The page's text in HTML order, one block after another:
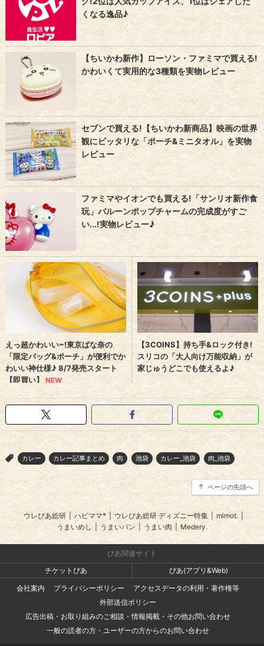
> カレー カレー記事まとめ 肉 池袋 カレー_池袋 肉_池袋
ページの先頭へ
ウレぴあ総研 ハピママ* | ウレぴあ総研 ディズニー特集 | mimot.
うまいめし
うまいパン | うまい肉 Medery.
ぴあ関連サイト
チケットぴあ
ぴあ(アプリ&Web)
会社案内
プライバシーポリシー
アクセスデータの利用・著作権等
外部送信ポリシー
広告出稿・お取り組みのご相談・情報掲載・その他お問い合わせ
一般の読者の方・ユーザーの方からのお問い合わせ